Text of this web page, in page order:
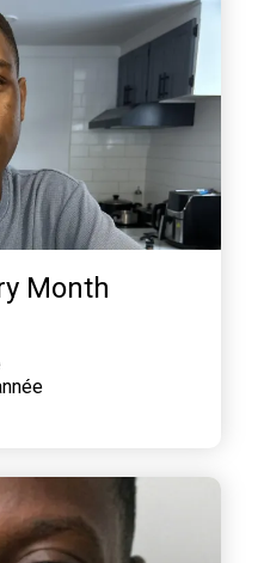
Month